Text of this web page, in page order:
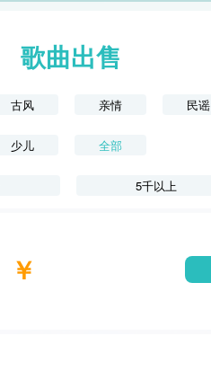
歌曲出售
古风 亲情 民谣
少儿 全部
5千以上
￥